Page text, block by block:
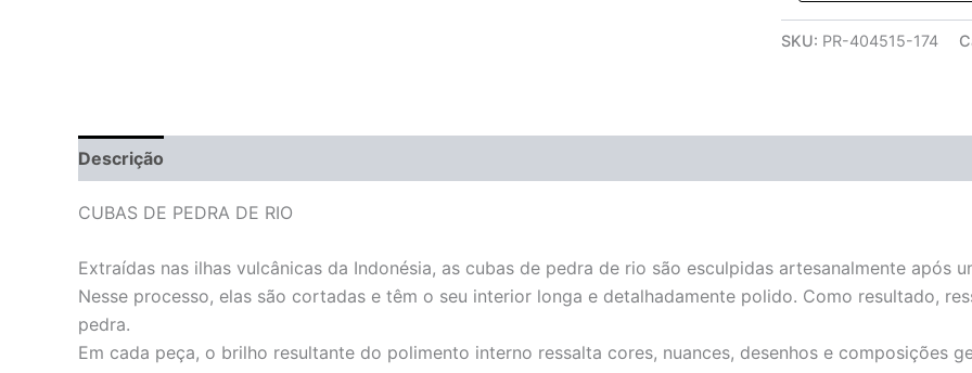
SKU: PR-404515-174
Descrição
CUBAS DE PEDRA DE RIO
Extraídas nas ilhas vulcânicas da Indonésia, as cubas de pedra de rio são esculpidas artesanalmente após
Nesse processo, elas são cortadas e têm o seu interior longa e detalhadamente polido. Como resultado,
pedra.
Em cada peça, o brilho resultante do polimento interno ressalta cores, nuances, desenhos e composições